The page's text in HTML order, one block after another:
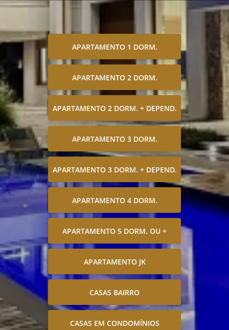
APARTAMENTO 1 DORM.
APARTAMENTO 2 DORM.
APARTAMENTO 2 DORM. + DEPEND.
APARTAMENTO 3 DORM.
APARTAMENTO 3 DORM. + DEPEND.
APARTAMENTO 4 DORM.
APARTAMENTO 5 DORM. OU +
APARTAMENTO JK
CASAS BAIRRO
CASAS EM CONDOMÍNIOS